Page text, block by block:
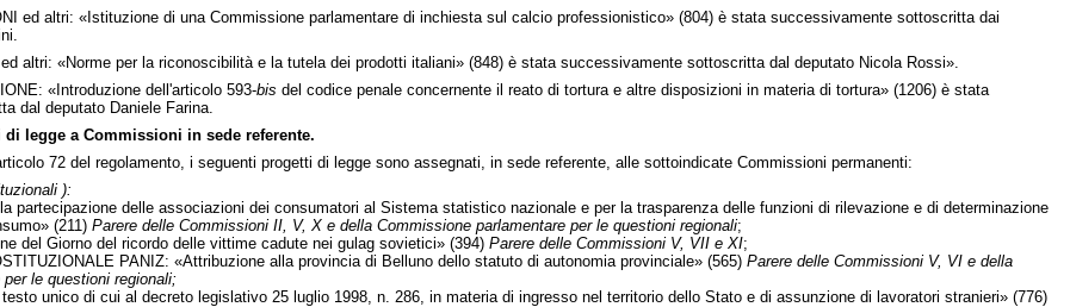
ed altri: «Istituzione di una Commissione parlamentare di inchiesta sul calcio professionistico» (804) è stata successivamente sottoscritta dai
altri: «Norme per la riconoscibilità e la tutela dei prodotti italiani» (848) è stata successivamente sottoscritta dal deputato Nicola Rossi».
«Introduzione dell'articolo 593-bis del codice penale concernente il reato di tortura e altre disposizioni in materia di tortura» (1206) è stata
dal deputato Daniele Farina.
legge a Commissioni in sede referente.
72 del regolamento, i seguenti progetti di legge sono assegnati, in sede referente, alle sottoindicate Commissioni permanenti:
):
partecipazione delle associazioni dei consumatori al Sistema statistico nazionale e per la trasparenza delle funzioni di rilevazione e di determinazione
(211) Parere delle Commissioni II, V, X e della Commissione parlamentare per le questioni regionali;
del Giorno del ricordo delle vittime cadute nei gulag sovietici» (394) Parere delle Commissioni V, VII e XI;
PANIZ: «Attribuzione alla provincia di Belluno dello statuto di autonomia provinciale» (565) Parere delle Commissioni V, VI e della
le questioni regionali;
unico di cui al decreto legislativo 25 luglio 1998, n. 286, in materia di ingresso nel territorio dello Stato e di assunzione di lavoratori stranieri» (776)